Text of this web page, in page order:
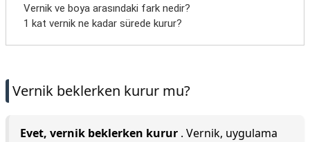
Vernik ve boya arasındaki fark nedir?
1 kat vernik ne kadar sürede kurur?
Vernik beklerken kurur mu?
Evet, vernik beklerken kurur . Vernik, uygulama